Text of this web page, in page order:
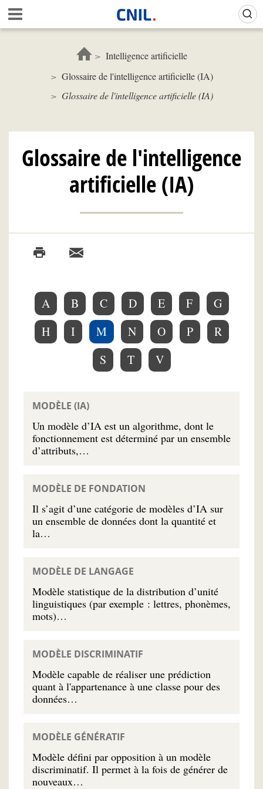
Aller
au
contenu
c
u
i
l
-
N
L
Intelligence artificielle
Glossaire de l'intelligence artificielle (IA)
Glossaire de l'intelligence artificielle (IA)
Glossaire de l'intelligence
artificielle (IA)
A B C D E F
G
H
I M N O P
R
S
T V
MODÈLE (IA)
Un modèle d’IA est un algorithme, dont le
fonctionnement est déterminé par un ensemble
d’attributs,…
MODÈLE DE FONDATION
Il s’agit d’une catégorie de modèles d’IA sur
un ensemble de données dont la quantité et
la…
MODÈLE DE LANGAGE
Modèle statistique de la distribution d’unité
linguistiques (par exemple : lettres, phonèmes,
mots)…
MODÈLE DISCRIMINATIF
Modèle capable de réaliser une prédiction
quant à l'appartenance à une classe pour des
données…
MODÈLE GÉNÉRATIF
Modèle défini par opposition à un modèle
discriminatif. Il permet à la fois de générer de
nouveaux…
Gestion de vos préférences sur les cookies (témoins de connexion)